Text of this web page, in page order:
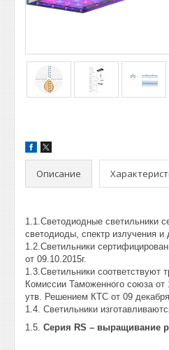
Описание
1.1.Светодиодные светильники
светодиоды, спектр излучения
1.2.Светильники
от 09.10.2015г.
1.3.Светильники соответствуют
Комиссии Таможенного союза от
утв. Решением КТС от 09
1.4. Светильники
1.5. Серия RS – выращивание